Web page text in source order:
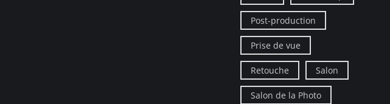
Post-production
Prise de vue
Retouche Salon
Salon de la Photo